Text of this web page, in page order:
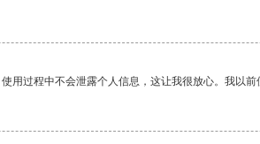
用过程中不会泄露个人信息，这让我很放心。我以